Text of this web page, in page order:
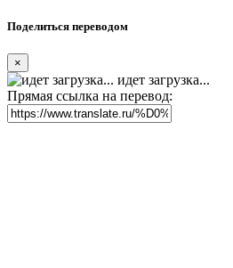
Поделиться переводом
×
идет загрузка...
Прямая ссылка на перевод: